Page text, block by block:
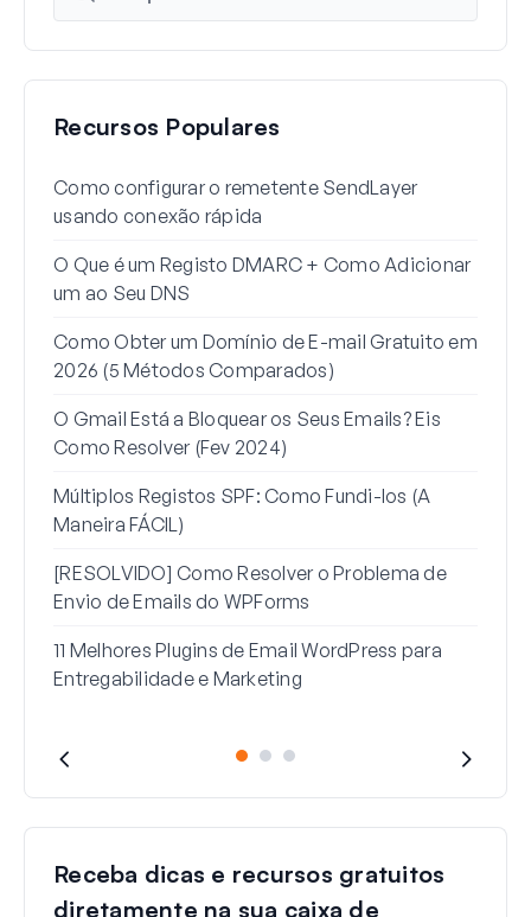
Recursos Populares
Como configurar o remetente SendLayer
usando conexão rápida
O Que é um Registo DMARC + Como Adicionar
um ao Seu DNS
Como Obter um Domínio de E-mail Gratuito em
2026 (5 Métodos Comparados)
O Gmail Está a Bloquear os Seus Emails? Eis
Como Resolver (Fev 2024)
Múltiplos Registos SPF: Como Fundi-los (A
Maneira FÁCIL)
[RESOLVIDO] Como Resolver o Problema de
Envio de Emails do WPForms
11 Melhores Plugins de Email WordPress para
Entregabilidade e Marketing
Receba dicas e recursos gratuitos
diretamente na sua caixa de